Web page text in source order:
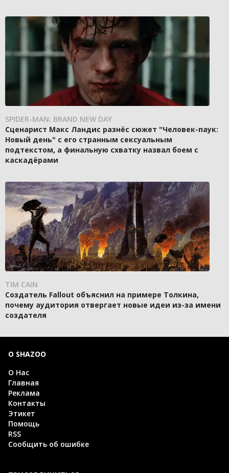
SPIDER-MAN: BRAND NEW DAY
Сценарист Макс Ландис разнёс сюжет "Человек-паук:
Новый день" с его странным сексуальным
подтекстом, а финальную схватку назвал боем с
каскадёрами
TIM CAIN
Создатель Fallout объяснил на примере Толкина,
почему аудитория отвергает новые идеи из-за имени
создателя
О SHAZOO
О Нас
Главная
Реклама
Контакты
Этикет
Помощь
RSS
Сообщить об ошибке